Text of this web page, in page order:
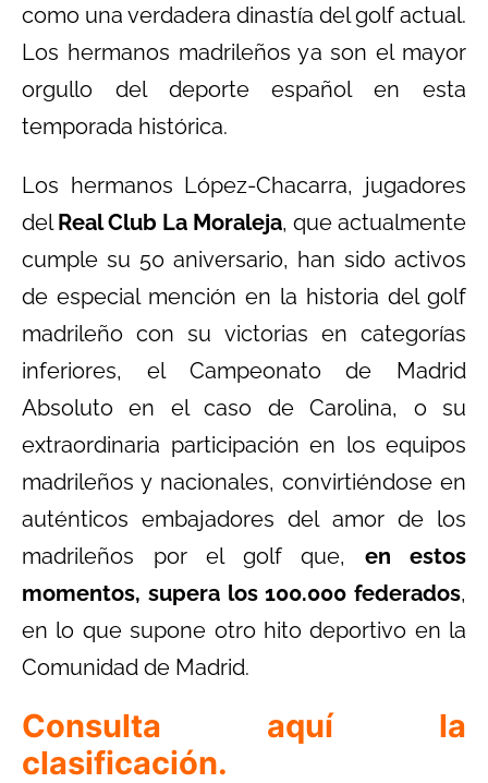
como una verdadera dinastía del golf actual.
Los hermanos madrileños ya son el mayor
orgullo del deporte español en esta
temporada histórica.
Los hermanos López-Chacarra, jugadores
delReal Club La Moraleja, que actualmente
cumple su 50 aniversario, han sido activos
de especial mención en la historia del golf
madrileño con su victorias en categorías
inferiores, el Campeonato de Madrid
Absoluto en el caso de Carolina, o su
extraordinaria participación en los equipos
madrileños y nacionales, convirtiéndose en
auténticos embajadores del amor de los
madrileños por el golf que, en estos
momentos, supera los 100.000 federados,
en lo que supone otro hito deportivo en la
Comunidad de Madrid.
Consulta aquí la
clasificación.